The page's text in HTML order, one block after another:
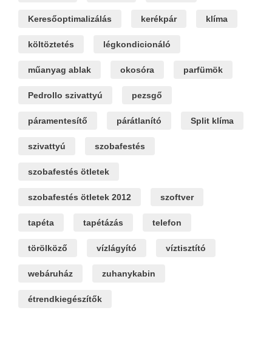
Keresőoptimalizálás kerékpár klíma
költöztetés légkondicionáló
műanyag ablak okosóra parfümök
Pedrollo szivattyú pezsgő
páramentesítő párátlanító Split klíma
szivattyú szobafestés
szobafestés ötletek
szobafestés ötletek 2012 szoftver
tapéta tapétázás telefon
törölköző vízlágyító víztisztító
webáruház zuhanykabin
étrendkiegészítők